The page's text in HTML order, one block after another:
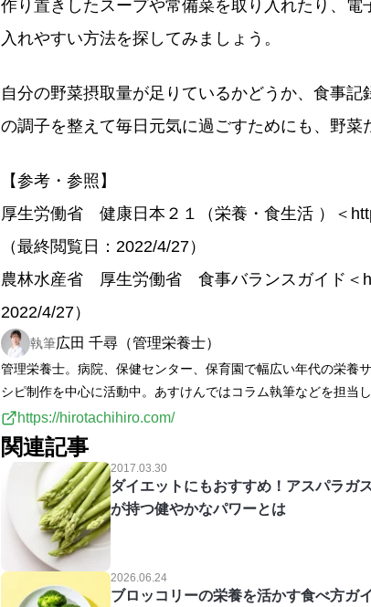
作り置きしたスープや常備菜を取り入れたり、
入れやすい方法を探してみましょう。
自分の野菜摂取量が足りているかどうか、食事
の調子を整えて毎日元気に過ごすためにも、野菜
【参考・参照】
厚生労働省 健康日本２１（栄養・食生活 ）＜
（最終閲覧日：2022/4/27）
農林水産省 厚生労働省 食事バランスガイド＜
2022/4/27）
執筆広田 千尋（管理栄養士）
管理栄養士。病院、保健センター、保育園で幅広い年代の栄養
シピ制作を中心に活動中。あすけんではコラム執筆などを担当し
https://hirotachihiro.com/
関連記事
2017.03.30
ダイエットにもおすすめ！アスパラガ
が持つ健やかなパワーとは
2026.06.24
ブロッコリーの栄養を活かす食べ方ガイ